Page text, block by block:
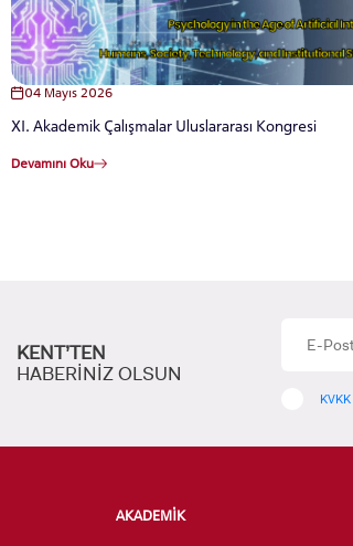
için
Control-
F10'a
basın.
04 Mayıs 2026
XI. Akademik Çalışmalar Uluslararası Kongresi
Devamını Oku
KENT’TEN
HABERİNİZ OLSUN
KVKK
AKADEMİK